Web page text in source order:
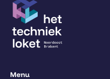
Menu